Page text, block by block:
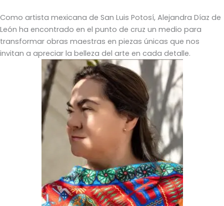
Como artista mexicana de San Luis Potosí, Alejandra Díaz de
León ha encontrado en el punto de cruz un medio para
transformar obras maestras en piezas únicas que nos
invitan a apreciar la belleza del arte en cada detalle.